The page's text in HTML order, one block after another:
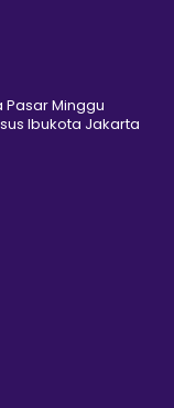
Pasar Minggu
Ibukota Jakarta